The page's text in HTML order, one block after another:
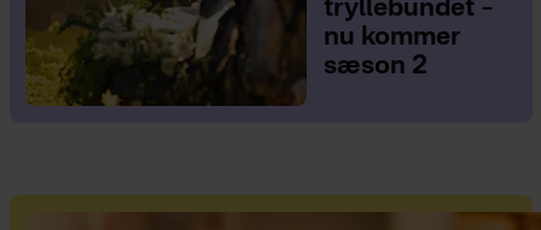
tryllebundet –
nu kommer
sæson 2